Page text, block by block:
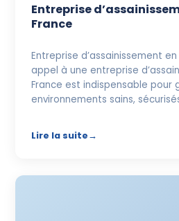
Entreprise
France
Entreprise d’assainissement
appel à une entreprise
France est indispensable pour
environnements sains,
Lire la suite